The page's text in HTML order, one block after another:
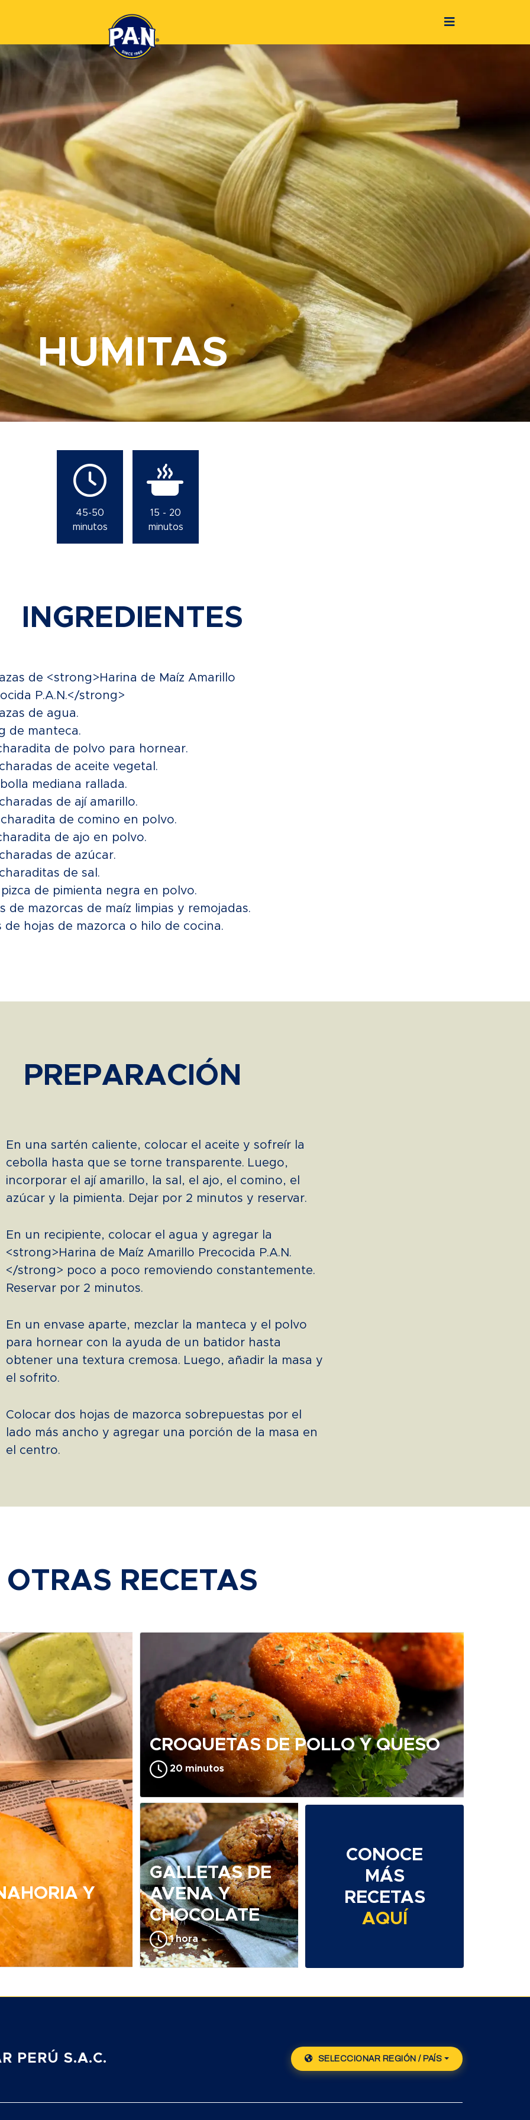
HUMITAS
45-50
minutos
15 - 20
minutos
INGREDIENTES
de <strong>Harina de Maíz Amarillo
P.A.N.</strong>
de agua.
de manteca.
de polvo para hornear.
de aceite vegetal.
mediana rallada.
de ají amarillo.
de comino en polvo.
de ajo en polvo.
de azúcar.
de sal.
de pimienta negra en polvo.
de mazorcas de maíz limpias y remojadas.
de hojas de mazorca o hilo de cocina.
PREPARACIÓN
En una sartén caliente, colocar el aceite y sofreír la
cebolla hasta que se torne transparente. Luego,
incorporar el ají amarillo, la sal, el ajo, el comino, el
azúcar y la pimienta. Dejar por 2 minutos y reservar.
En un recipiente, colocar el agua y agregar la
<strong>Harina de Maíz Amarillo Precocida P.A.N.
</strong> poco a poco removiendo constantemente.
Reservar por 2 minutos.
En un envase aparte, mezclar la manteca y el polvo
para hornear con la ayuda de un batidor hasta
obtener una textura cremosa. Luego, añadir la masa y
el sofrito.
Colocar dos hojas de mazorca sobrepuestas por el
lado más ancho y agregar una porción de la masa en
el centro.
OTRAS RECETAS
Y
CROQUETAS DE POLLO Y QUESO
20 minutos
GALLETAS DE
AVENA Y
CHOCOLATE
1 hora
CONOCE
MÁS
RECETAS
AQUÍ
PERÚ S.A.C. SELECCIONAR REGIÓN / PAÍS